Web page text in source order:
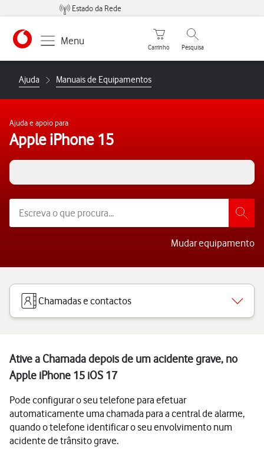
Estado da Rede
https://www.vodafone.pt
Menu
Carrinho de compras
Carrinho
Pesquisar
Pesquisa
Ajuda Manuais de Equipamentos
Ajuda e apoio para
Apple iPhone 15
Mudar equipamento
Chamadas e contactos
Ative a Chamada depois de um acidente grave, no
Apple iPhone 15 iOS 17
Pode configurar o seu telefone para efetuar
automaticamente uma chamada para a central de alarme,
quando o telefone identificar o seu envolvimento num
acidente de trânsito grave.